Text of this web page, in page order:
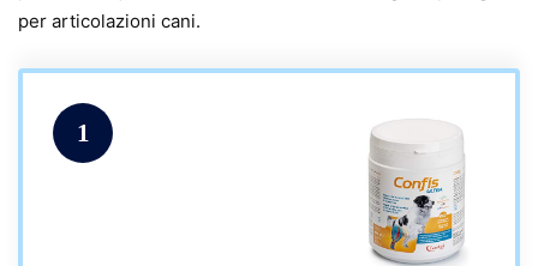
per articolazioni cani.
1